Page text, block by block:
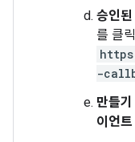
승인
를 클
-
만들기
이언